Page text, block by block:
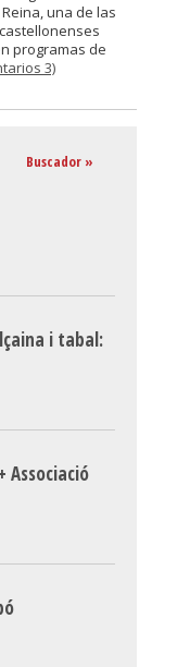
una de las
programas de
3)
Buscador »
i tabal:
Associació